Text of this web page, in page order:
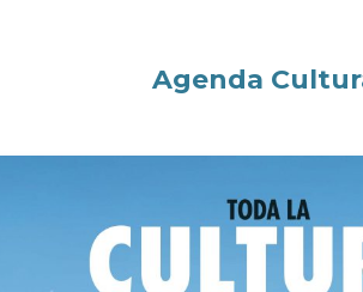
Agenda